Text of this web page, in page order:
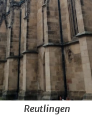
Reutlingen